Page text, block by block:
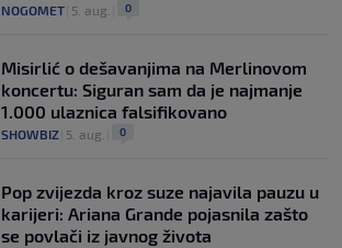
NOGOMET 5. aug. 0
Misirlić o dešavanjima na Merlinovom
koncertu: Siguran sam da je najmanje
1.000 ulaznica falsifikovano
SHOWBIZ 5. aug. 0
Pop zvijezda kroz suze najavila pauzu u
karijeri: Ariana Grande pojasnila zašto
se povlači iz javnog života